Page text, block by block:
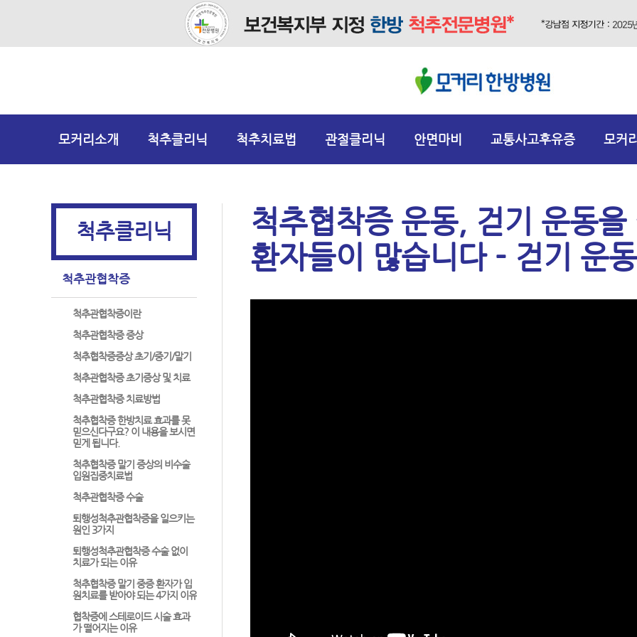
모커리소개 척추클리닉 척추치료법 관절클리닉 안면마비 교통사고후유증 모커
척추클리닉
척추관협착증
척추관협착증이란
척추관협착증 증상
척추협착증증상 초기/중기/말기
척추관협착증 초기증상 및 치료
척추관협착증 치료방법
척추협착증 한방치료 효과를 못
믿으신다구요? 이 내용을 보시면
믿게 됩니다.
척추협착증 말기 증상의 비수술
입원집중치료법
척추관협착증 수술
퇴행성척추관협착증을 일으키는
원인 3가지
퇴행성척추관협착증 수술 없이
치료가 되는 이유
척추협착증 말기 중증 환자가 입
원치료를 받아야 되는 4가지 이유
협착증에 스테로이드 시술 효과
가 떨어지는 이유
척추협착증 운동, 걷기 운동
환자들이 많습니다 - 걷기 운